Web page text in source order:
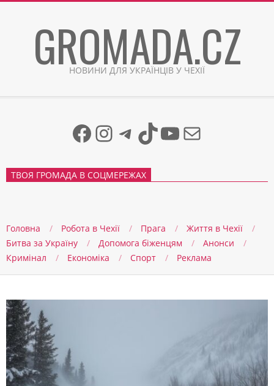
GROMADA.CZ
НОВИНИ ДЛЯ УКРАЇНЦІВ У ЧЕХІЇ
Facebook
Instagram
Telegram
TikTok
YouTube
Mail
ТВОЯ ГРОМАДА В СОЦМЕРЕЖАХ
Головна Робота в Чехії Прага
Життя в Чеxії
Битва за Україну
Допомога біженцям
Анонси
Кримінал
Економіка Спорт Реклама